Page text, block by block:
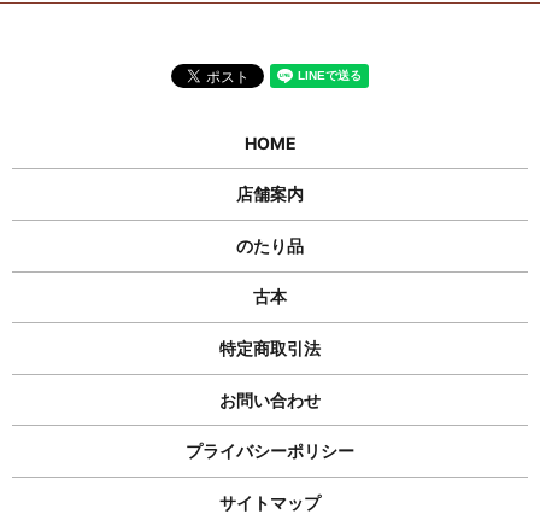
HOME
店舗案内
のたり品
古本
特定商取引法
お問い合わせ
プライバシーポリシー
サイトマップ